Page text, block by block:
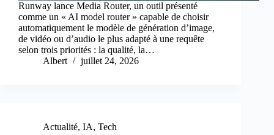
Runway lance Media Router, un outil présenté
comme un « AI model router » capable de choisir
automatiquement le modèle de génération d’image,
de vidéo ou d’audio le plus adapté à une requête
selon trois priorités : la qualité, la…
Albert
juillet 24, 2026
Actualité, IA, Tech